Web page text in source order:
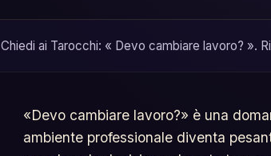
Chiedi ai Tarocchi: « Devo cambiare lavoro? ».
«Devo cambiare lavoro?» è una
ambiente professionale diventa